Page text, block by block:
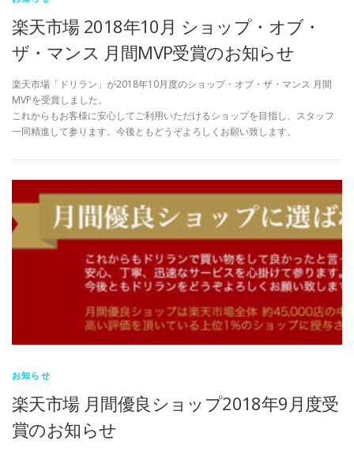
楽天市場 2018年10月 ショップ・オブ・
ザ・マンス 月間MVP受賞のお知らせ
楽天市場「ドリラン」が2018年10月度のショップ・オブ・ザ・マンス 月間
MVPを受賞しました。
これからもお客様に安心してご利用いただけるショップを目指し、スタッフ
一同精進して参ります。今後ともどうぞよろしくお願い致します。
お知らせ
楽天市場 月間優良ショップ2018年9月度受
賞のお知らせ